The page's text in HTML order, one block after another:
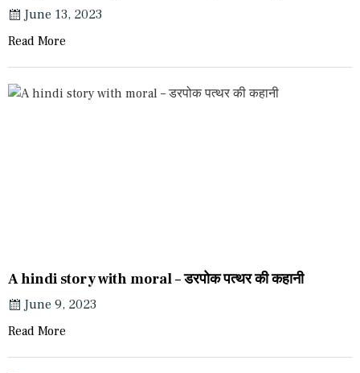
June 13, 2023
Read More
A hindi story with moral – डरपोक पत्थर की कहानी
June 9, 2023
Read More